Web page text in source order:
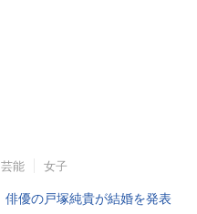
芸能 女子
俳優の戸塚純貴が結婚を発表